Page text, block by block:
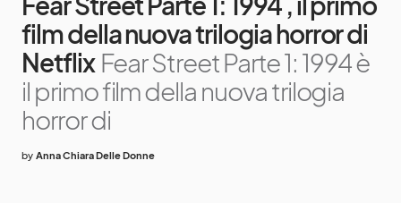
film della nuova trilogia horror di
Netflix Fear Street Parte 1: 1994 è
il primo film della nuova trilogia
horror di
by Anna Chiara Delle Donne